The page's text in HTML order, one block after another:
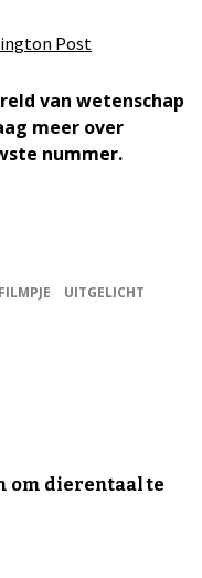
Post
van wetenschap
meer over
nummer.
FILMPJE UITGELICHT
om dierentaal te